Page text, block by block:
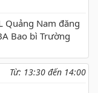
Quảng Nam đăng
Bao bì Trường
Từ: 13:30 đến 14:00